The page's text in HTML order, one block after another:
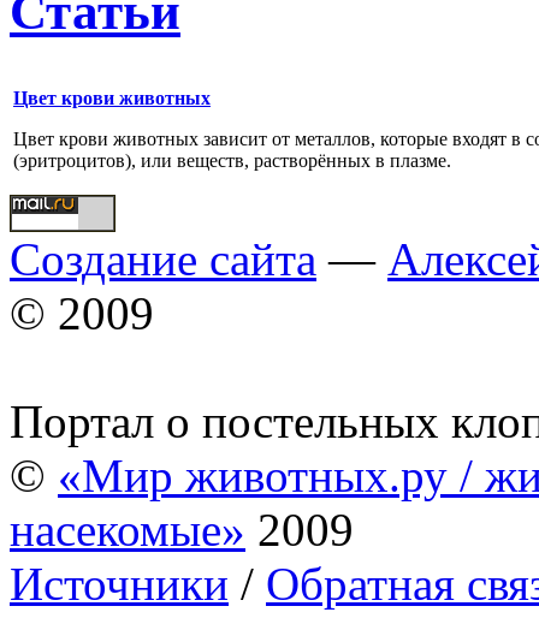
Цвет крови животных
Цвет крови животных зависит от металлов, которые входят в
(эритроцитов), или веществ, растворённых в плазме.
Создание сайта —
© 2009
Портал о постельных
© «Мир животных.ру /
насекомые» 2009
Источники / Обратная